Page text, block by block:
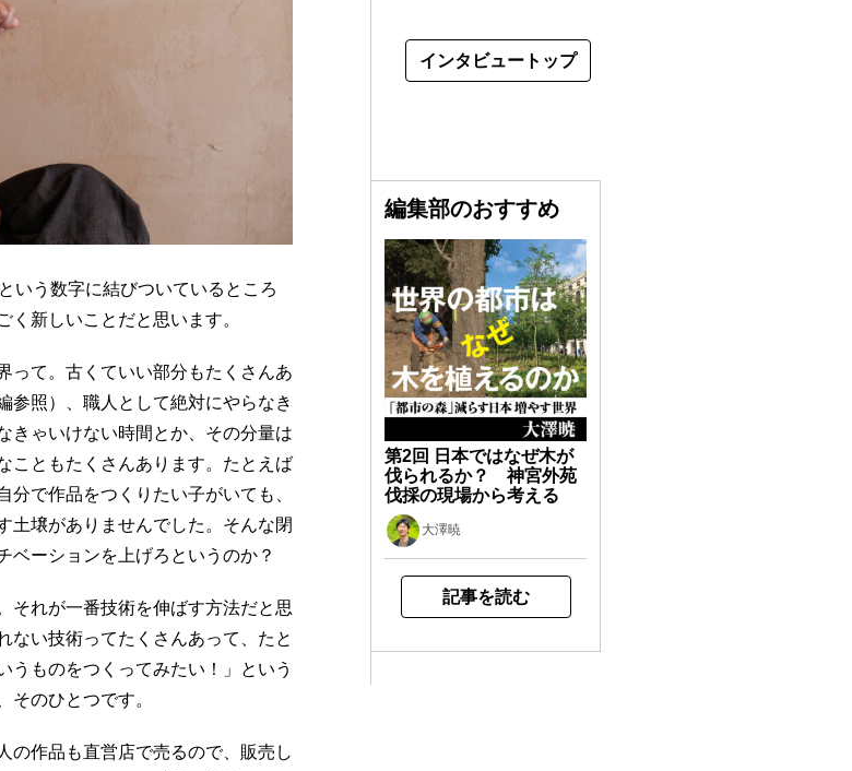
う数字に結びついているところ
新しいことだと思います。
て。古くていい部分もたくさんあ
照）、職人として絶対にやらなき
きゃいけない時間とか、その分量は
こともたくさんあります。たとえば
で作品をつくりたい子がいても、
土壌がありませんでした。そんな閉
ベーションを上げろというのか？
れが一番技術を伸ばす方法だと思
ない技術ってたくさんあって、たと
うものをつくってみたい！」という
そのひとつです。
作品も直営店で売るので、販売し
インタビュートップ
編集部のおすすめ
第2回 日本ではなぜ木が
伐られるか？ 神宮外苑
伐採の現場から考える
大澤暁
記事を読む